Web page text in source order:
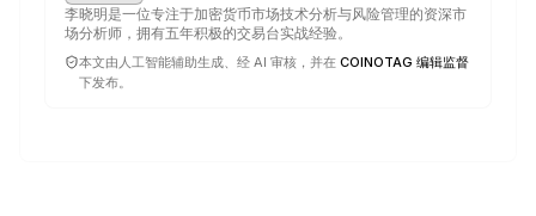
李晓明是一位专注于加密货币市场技术分析与风险管理的资深市
场分析师，拥有五年积极的交易台实战经验。
本文由人工智能辅助生成、经 AI 审核，并在 COINOTAG 编辑监督
下发布。